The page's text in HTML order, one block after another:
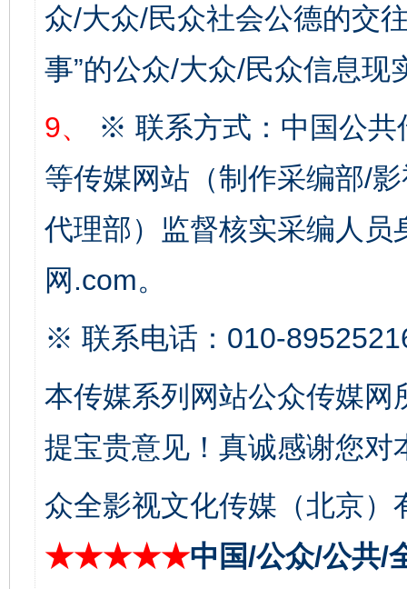
众/大众/民众社会公德的交
事”的公众/大众/民众信息现
9、
※ 联系方式：中国公共
等传媒网站（制作采编部/
代理部）监督核实采编人员
网.com。
※ 联系电话：010-
本传媒系列网站公众传媒
提宝贵意见！真诚感谢您
众全影视文化传媒（北京）
★★★★★中国/公众/公共/
东山县通报“牛蛙产品抗生素超标问题” 法